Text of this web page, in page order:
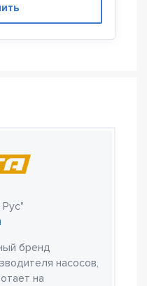
бренд
насосов,
на